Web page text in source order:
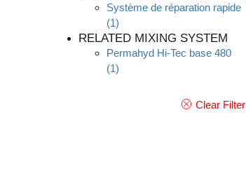
Système de réparation rapide
(1)
RELATED MIXING SYSTEM
Permahyd Hi-Tec base 480
(1)
Clear Filter